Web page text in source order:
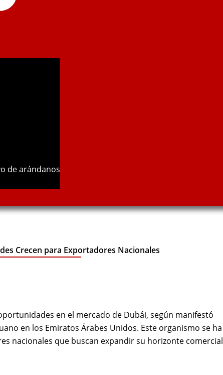
de arándanos
Crecen para Exportadores Nacionales
en el mercado de Dubái, según manifestó
en los Emiratos Árabes Unidos. Este organismo se ha
nacionales que buscan expandir su horizonte comercial